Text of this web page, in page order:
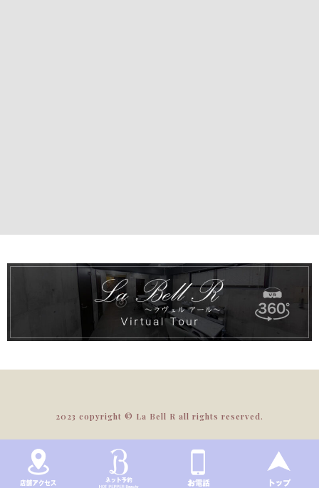
2023 copyright © La Bell R all rights reserved.